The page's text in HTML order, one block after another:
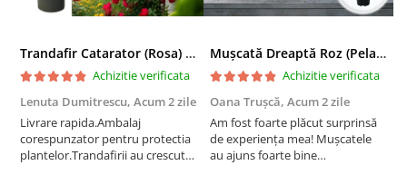
Trandafir Catarator (Rosa) Red Climber - 75cm
Achizitie verificata
Lenuta Dumitrescu, Acum 2 zile
Livrare rapida.Ambalaj
corespunzator pentru protectia
plantelor.Trandafirii au crescut
Mușcată Dreaptă Roz (Pelargonium Zonale)
Achizitie verificata
Oana Trușcă, Acum 2 zile
Am fost foarte plăcut surprinsă
de experiența mea! Mușcatele
au ajuns foarte bine